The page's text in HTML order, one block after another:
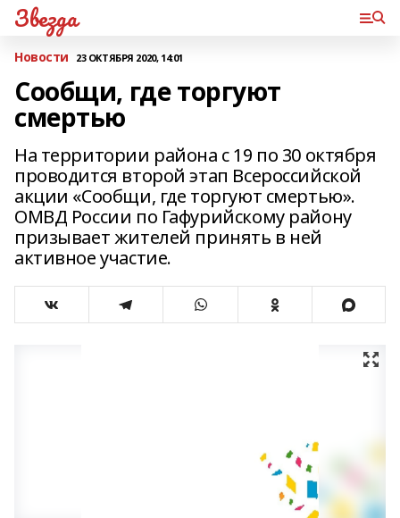
Звезда
Новости 23 ОКТЯБРЯ 2020, 14:01
Сообщи, где торгуют
смертью
На территории района с 19 по 30 октября
проводится второй этап Всероссийской
акции «Сообщи, где торгуют смертью».
ОМВД России по Гафурийскому району
призывает жителей принять в ней
активное участие.